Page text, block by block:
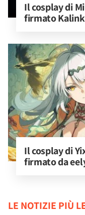
Il cosplay di
firmato
Il cosplay di
firmato da
LE NOTIZIE PIÙ